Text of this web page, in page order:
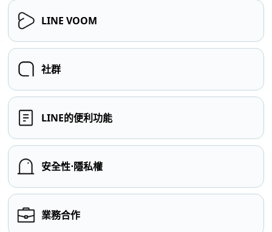
LINE VOOM
社群
LINE的便利功能
安全性⋅隱私權
業務合作